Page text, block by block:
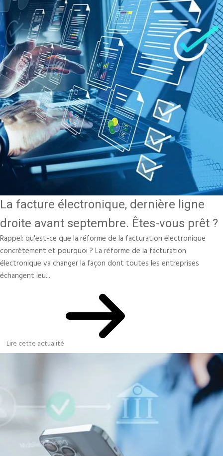
La facture électronique, dernière ligne
droite avant septembre. Êtes-vous prêt ?
Rappel: qu'est-ce que la réforme de la facturation électronique
concrètement et pourquoi ? La réforme de la facturation
électronique va changer la façon dont toutes les entreprises
échangent leu...
Lire cette actualité